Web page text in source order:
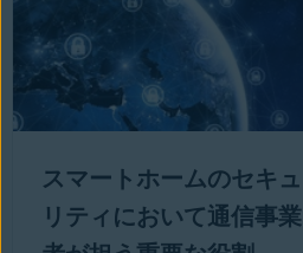
スマートホームのセキュ
リティにおいて通信事業